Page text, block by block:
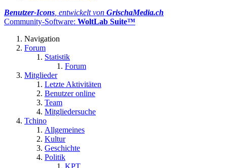
Benutzer-Icons , entwickelt von GrischaMedia.ch
Community-Software: WoltLab Suite™
Navigation
Forum
Statistik
Forum
Mitglieder
Letzte Aktivitäten
Benutzer online
Team
Mitgliedersuche
Tchino
Allgemeines
Kultur
Geschichte
Politik
KPT